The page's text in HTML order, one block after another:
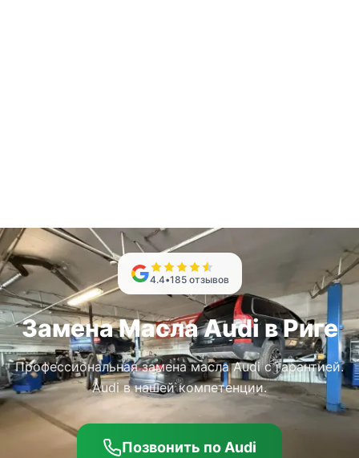
4.4•185 отзывов
Замена Масла Audi в Риге
Профессиональная замена масла Audi с гарантией.
Audi в нашей компетенции.
Позвонить по Audi